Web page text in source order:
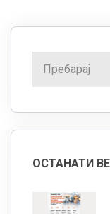
ОСТАНАТИ